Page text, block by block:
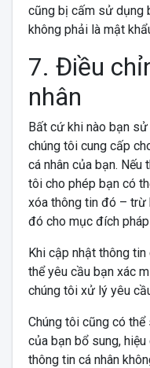
cũng bị cấm sử dụng
không phải là mật
7. Điều
nhân
Bất cứ khi nào bạn
chúng tôi cung cấp
cá nhân của bạn. Nếu
tôi cho phép bạn có
xóa thông tin đó – trừ
đó cho mục đích
Khi cập nhật thông tin
thể yêu cầu bạn xác
chúng tôi xử lý yêu
Chúng tôi cũng có
của bạn bổ sung,
thông tin cá nhân